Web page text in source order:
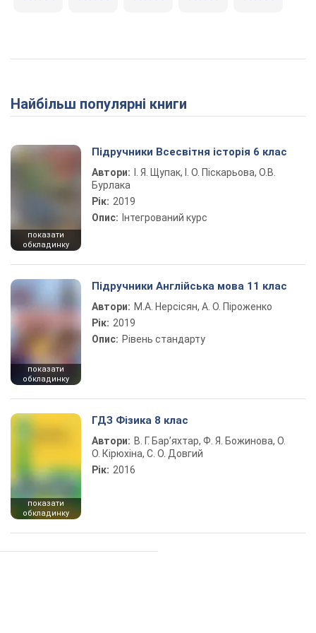
Найбільш популярні книги
показати
обкладинку
Підручники Всесвітня історія 6 клас
Автори:
І. Я. Щупак, І. О. Піскарьова, О.В.
Бурлака
Рік: 2019
Опис: Інтегрований курс
показати
обкладинку
Підручники Англійська мова 11 клас
Автори: М.А. Нерсісян, А. О. Піроженко
Рік: 2019
Опис: Рівень стандарту
показати
обкладинку
ГДЗ Фізика 8 клас
Автори: В. Г. Бар’яхтар, Ф. Я. Божинова, О.
О. Кірюхіна, С. О. Довгий
Рік: 2016